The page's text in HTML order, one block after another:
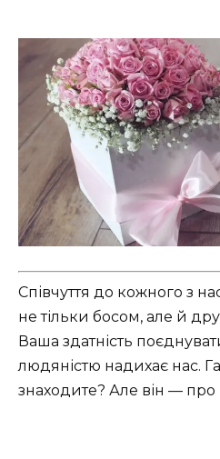
Співчуття до кожного з
не тільки босом, але й
Ваша здатність
людяністю надихає нас.
знаходите? Але він — про